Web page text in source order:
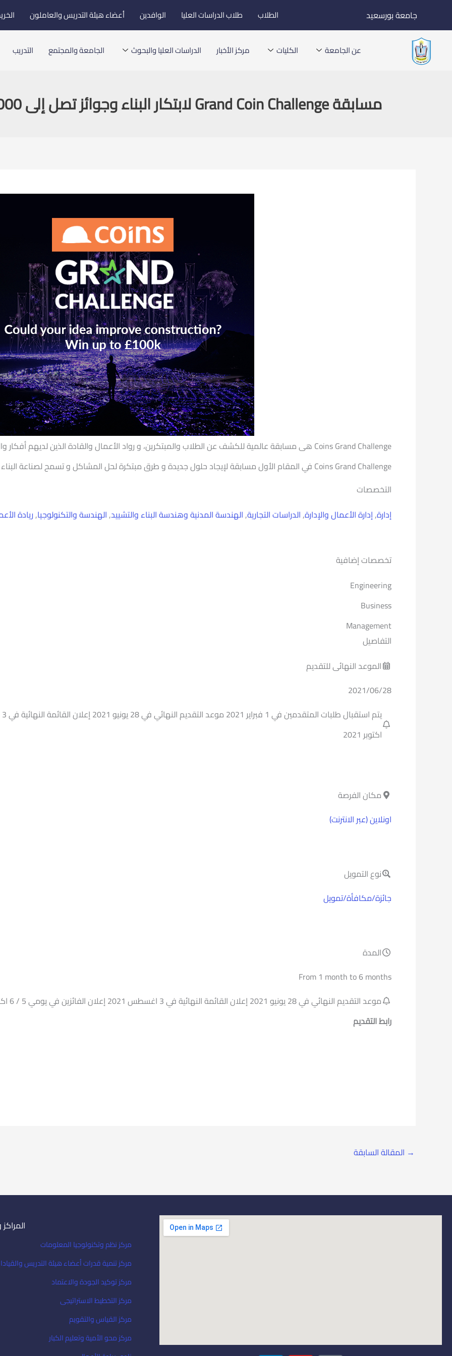
إلى
المحتوى
جامعة بورسعيد الطلاب طلاب الدراسات العليا الوافدين أعضاء هيئة التدريس والعاملون
عن الجامعة الكليات مركز الأخبار الدراسات العليا والبحوث الجامعة والمجتمع التدريب
مسابقة Grand Coin Challenge لابتكار البناء وجوائز تصل إلى 100,000 جنيه إسترليني 2021
Coins Grand Challenge هى مسابقة عالمية للكشف عن الطلاب والمبتكرين، و رواد الأعمال والقادة الذين لديهم أفكار والتى بدورها قادرة على تحسين البيئة.
Coins Grand Challenge في المقام الأول مسابقة لإيجاد حلول جديدة و طرق مبتكرة لحل المشاكل و تسمح لصناعة البناء و التشييد لخلق تأثير إيجابي في المجتمع.
التخصصات
إدارة,إدارة الأعمال والإدارة,الدراسات التجارية,الهندسة المدنية وهندسة البناء والتشييد,الهندسة والتكنولوجيا,ريادة
تخصصات إضافية
Engineering
Business
Management
التفاصيل
الموعد النهائى للتقديم
2021/06/28
اكتوبر 2021
مكان الفرصة
اونلاين (عبر الانترنت)
نوع التمويل
جائزة/مكافأة/تمويل
المدة
From 1 month to 6 months
موعد التقديم النهائي في 28 يونيو 2021 إعلان القائمة النهائية في 3 اغسطس 2021 إعلان الفائزين في يومي 5 / 6 اكتوبر 2021
رابط التقديم
→ المقالة السابقة
مركز نظم وتكنولوجيا المعلومات
مركز تنمية قدرات أعضاء هيئة التدريس
مركز توكيد الجودة والاعتماد
مركز التخطيط الاستراتيجى
مركز القياس والتقويم
مركز محو الأمية وتعليم الكبار